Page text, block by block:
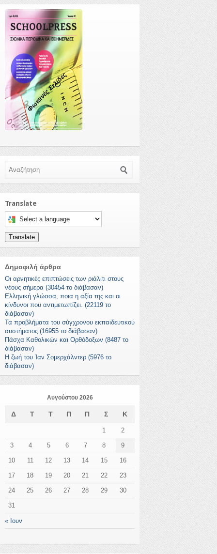
Φωτεινές Σελίδες
Translate
Select a language to translate this page
Translate
Δημοφιλή άρθρα
Οι αρνητικές επιπτώσεις των ριάλιτι στους
νέους σήμερα (30454 το διάβασαν)
Ελληνική γλώσσα, ποια η αξία της και οι
κίνδυνοι που αντιμετωπίζει. (22119 το
διάβασαν)
Τα προβλήματα του σύγχρονου εκπαιδευτικού
συστήματος (16955 το διάβασαν)
Πάσχα Καθολικών και Ορθόδοξων (8487 το
διάβασαν)
Η ζωή του Ίαν Σομερχάλντερ (5976 το
διάβασαν)
Αυγούστου 2026
Δ Τ Τ Π Π Σ Κ
« Ιουν
1 2
3 4 5 6 7 8 9
10 11 12 13 14 15 16
17 18 19 20 21 22 23
24 25 26 27 28 29 30
31